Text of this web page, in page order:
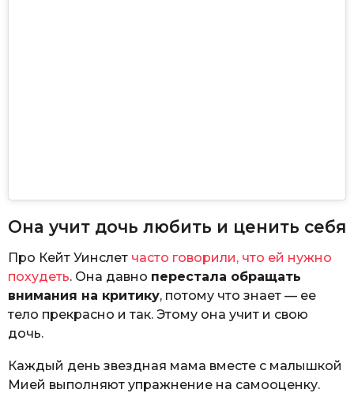
Она учит дочь любить и ценить себя
Про Кейт Уинслет часто говорили, что ей нужно
похудеть. Она давно перестала обращать
внимания на критику, потому что знает — ее
тело прекрасно и так. Этому она учит и свою
дочь.
Каждый день звездная мама вместе с малышкой
Мией выполняют упражнение на самооценку.